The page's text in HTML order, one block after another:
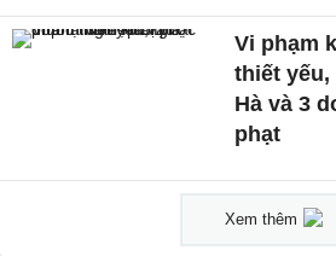
Vi phạm
thiết yếu,
Hà và 3
phạt
Xem thêm